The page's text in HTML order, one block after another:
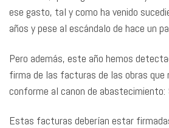
ese gasto, tal y como ha venido
años y pese al escándalo de hace un
Pero además, este año hemos
firma de las facturas de las obras que
conforme al canon de abastecimiento:
Estas facturas deberían estar